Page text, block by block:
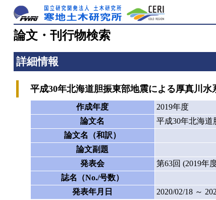
論文・刊行物検索
詳細情報
平成30年北海道胆振東部地震による厚真川水
作成年度
2019年度
論文名
平成30年北海
論文名（和訳）
論文副題
発表会
第63回 (2019年
誌名（No./号数）
発表年月日
2020/02/18 ～